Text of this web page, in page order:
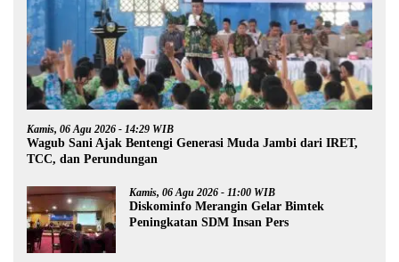
Kamis, 06 Agu 2026 - 14:29 WIB
Wagub Sani Ajak Bentengi Generasi Muda Jambi dari IRET,
TCC, dan Perundungan
Kamis, 06 Agu 2026 - 11:00 WIB
Diskominfo Merangin Gelar Bimtek
Peningkatan SDM Insan Pers